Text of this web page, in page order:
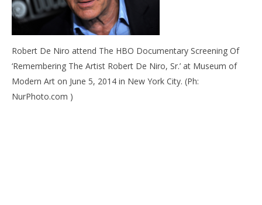
Robert De Niro attend The HBO Documentary Screening Of
‘Remembering The Artist Robert De Niro, Sr.’ at Museum of
Modern Art on June 5, 2014 in New York City. (Ph:
NurPhoto.com )